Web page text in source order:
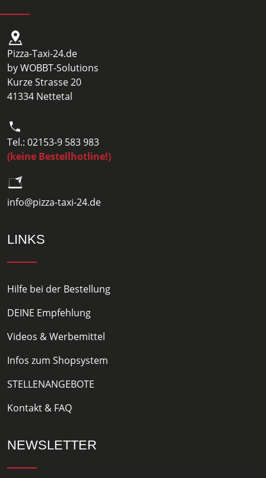
Pizza-Taxi-24.de
by WOBBT-Solutions
Kurze Strasse 20
41334 Nettetal
Tel.: 02153-9 583 983
(keine Bestellhotline!)
info@pizza-taxi-24.de
LINKS
Hilfe bei der Bestellung
DEINE Empfehlung
Videos & Werbemittel
Infos zum Shopsystem
STELLENANGEBOTE
Kontakt & FAQ
NEWSLETTER